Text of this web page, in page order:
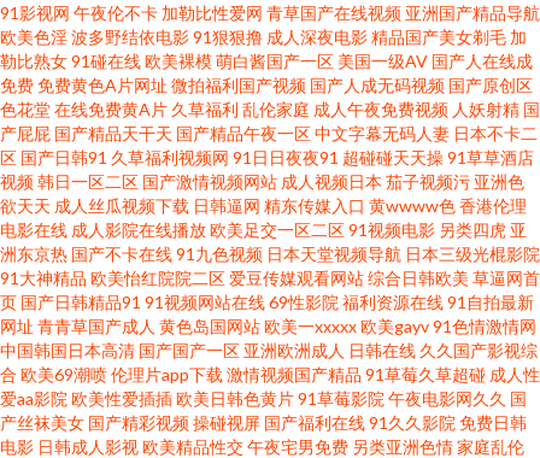
草av在线 黄色性交网 久草最新在线资源 日韩中文娱乐网 韩日一本道 欧美啪
啪91 午夜色色Av 伊人91社 91福利是看爽片 91免费小视频 91在线免费看 菠
萝AV在线电影 肏屄欧美一区不卡 丁香社区五月天 抖阴免费版撸啊撸 韩国伊
人网 精品成人亚洲 欧亚美日一级片 日本色情免费影院 熟妇人人草 伊香蕉大
综 91成人社区 91高清视频在线 97资源美女 超碰在线免费人人 国产成人高清
网址 狠狠肏成人专区 黄色剧场 久草男女 美女网站色18禁 青青草视频偷拍 日
韩欧美另类视频 色先锋影音AV 天天操B亚洲性爱 亚洲另类图片69 在线91网
91交配视频 91永久 www97亚洲 白丝喷水在线 东京热男人的天堂 含羞草91
91影视网 午夜伦不卡 加勒比性爱网 青草国产在线视频 亚洲国产精品导航
欧美色淫波多野结依电影91狠狠撸 成人深夜电影精品国产美女剃毛 加
勒比熟女91碰在线欧美裸模萌白酱国产一区 美国一级AV 国产人在线成
免费免费黄色A片网址 微拍福利国产视频 国产人成无码视频 国产原创区
色花堂在线免费黄A片 久草福利 乱伦家庭 成人午夜免费视频 人妖射精 国
产屁屁 国产精品天干天 国产精品午夜一区中文字幕无码人妻 日本不卡二
区 国产日韩91 久草福利视频网 91日日夜夜91 超碰碰天天操91草草酒店
视频韩日一区二区 国产激情视频网站 成人视频日本 茄子视频污 亚洲色
欲天天 成人丝瓜视频下载 日韩逼网 精东传媒入口 黄wwww色香港伦理
电影在线 成人影院在线播放欧美足交一区二区91视频电影 另类四虎 亚
洲东京热 国产不卡在线91九色视频 日本天堂视频导航 日本三级光棍影院
91大神精品 欧美怡红院院二区爱豆传媒观看网站综合日韩欧美 草逼网首
页 国产日韩精品91 91视频网站在线69性影院 福利资源在线91自拍最新
网址 青青草国产成人 黄色岛国网站欧美一xxxxx欧美gayv91色情激情网
中国韩国日本高清 国产国产一区 亚洲欧洲成人 日韩在线 久久国产影视综
合 欧美69潮喷伦理片app下载 激情视频国产精品 91草莓久草超碰 成人性
爱aa影院 欧美性爱插插欧美日韩色黄片91草莓影院 午夜电影网久久 国
产丝袜美女 国产精彩视频操碰视屏 国产福利在线91久久影院 免费日韩
电影 日韩成人影视欧美精品性交午夜宅男免费 另类亚洲色情家庭乱伦